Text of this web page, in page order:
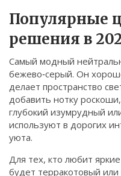
© 2026. Все права
Популярные
решения в
Самый модный
бежево‑серый. Он
делает пространство
добавить нотку
глубокий изумрудный
используют в дорогих
уюта.
Для тех, кто любит
будет терракотовый